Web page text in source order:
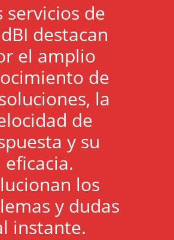
servicios de
destacan
el amplio
de
la
de
y su
eficacia.
los
y dudas
instante.